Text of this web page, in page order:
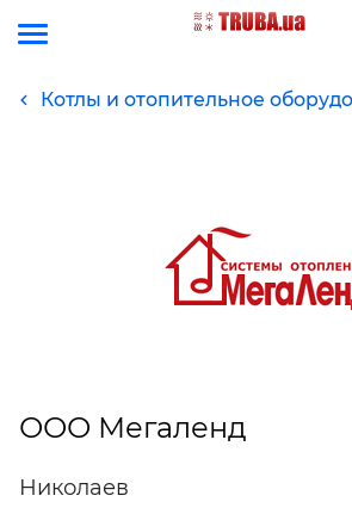
Котлы и отопительное
ООО Мегаленд
Николаев